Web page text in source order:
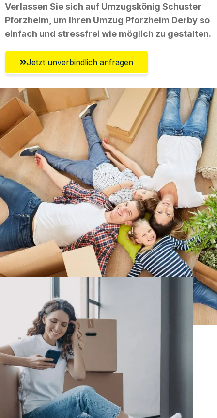
Verlassen Sie sich auf Umzugskönig Schuster
Pforzheim, um Ihren Umzug Pforzheim Derby so
einfach und stressfrei wie möglich zu gestalten.
Jetzt unverbindlich anfragen